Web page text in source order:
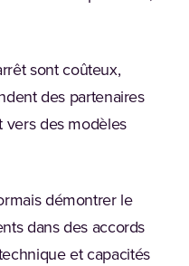
sont coûteux,
des partenaires
vers des modèles
démontrer le
dans des accords
et capacités